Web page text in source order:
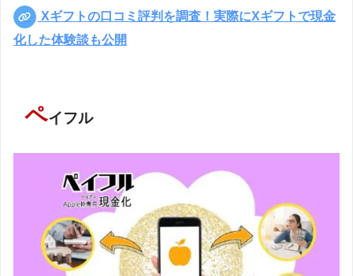
Xギフトの口コミ評判を調査！実際にXギフトで現金
化した体験談も公開
ペイフル